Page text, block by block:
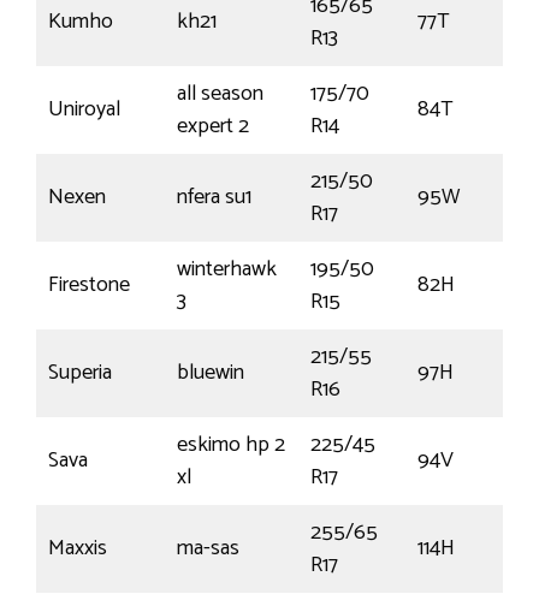
Kumho kh21
R13
77T
Uniroyal
all season
expert 2
175/70
R14
84T
Nexen nfera su1
215/50
R17
95W
Firestone
winterhawk
3
195/50
R15
82H
Superia bluewin
215/55
R16
97H
Sava
eskimo hp 2
xl
225/45
R17
94V
Maxxis ma-sas
255/65
R17
114H